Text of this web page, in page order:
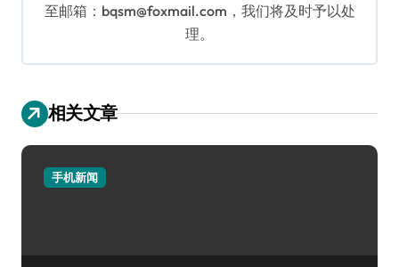
至邮箱：bqsm@foxmail.com，我们将及时予以处
理。
相关文章
手机新闻